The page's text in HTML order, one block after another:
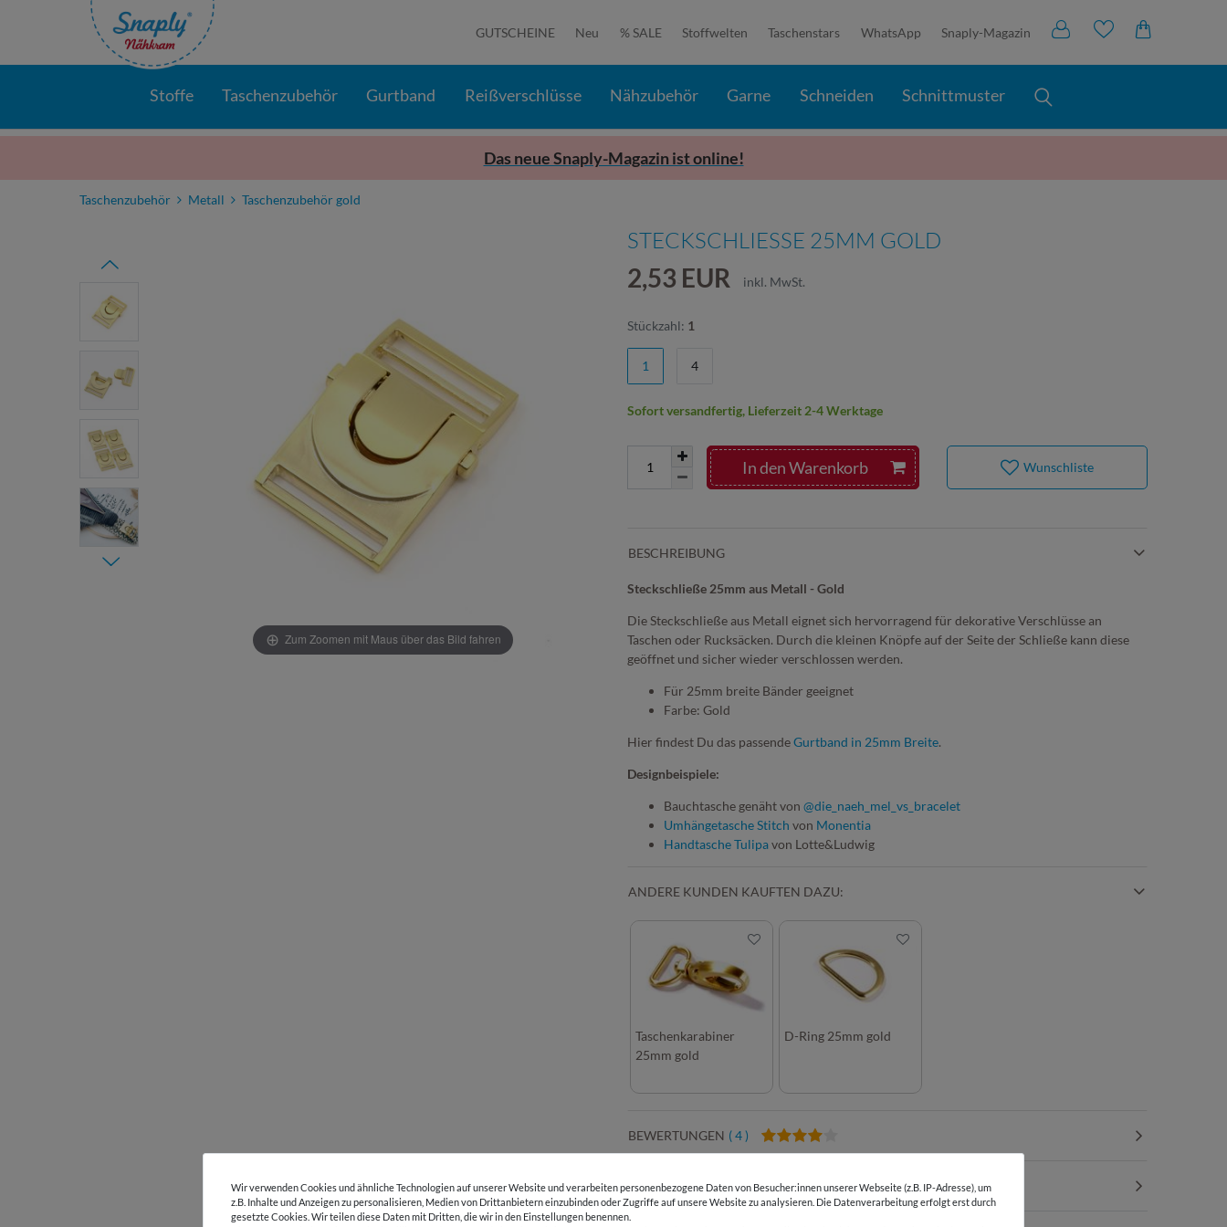
GUTSCHEINE Neu % SALE Stoffwelten Taschenstars WhatsApp Snaply-Magazin
Stoffe Taschenzubehör Gurtband Reißverschlüsse Nähzubehör Garne Schneiden Schnittmuster
Das neue Snaply-Magazin ist online!
Taschenzubehör Metall Taschenzubehör gold
Zum Zoomen mit Maus über das Bild fahren
STECKSCHLIESSE 25MM GOLD
2,53 EUR inkl. MwSt.
Stückzahl: 1
1 4
In den Warenkorb
Sofort versandfertig, Lieferzeit 2-4 Werktage
Wunschliste
BESCHREIBUNG
Steckschließe 25mm aus Metall - Gold
Die Steckschließe aus Metall eignet sich hervorragend für dekorative Verschlüsse an
Taschen oder Rucksäcken. Durch die kleinen Knöpfe auf der Seite der Schließe kann diese
geöffnet und sicher wieder verschlossen werden.
Für 25mm breite Bänder geeignet
Farbe: Gold
Hier findest Du das passendeGurtband in 25mm Breite.
Designbeispiele:
Bauchtasche genäht von @die_naeh_mel_vs_bracelet
Umhängetasche Stitch von Monentia
Handtasche Tulipavon Lotte&Ludwig
ANDERE KUNDEN KAUFTEN DAZU:
Taschenkarabiner
25mm gold
D-Ring 25mm gold
BEWERTUNGEN ( 4 )
HERSTELLERINFORMATIONEN
Wir verwenden Cookies und ähnliche Technologien auf unserer Website und verarbeiten personenbezogene Daten von Besucher:innen unserer Webseite (z.B. IP-Adresse), um
z.B. Inhalte und Anzeigen zu personalisieren, Medien von Drittanbietern einzubinden oder Zugriffe auf unsere Website zu analysieren. Die Datenverarbeitung erfolgt erst durch
gesetzte Cookies. Wir teilen diese Daten mit Dritten, die wir in den Einstellungen benennen.